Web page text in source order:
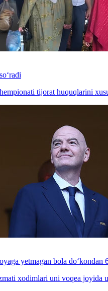
tijorat huquqlarini
yetmagan bola do‘kondan
xodimlari uni voqea joyida